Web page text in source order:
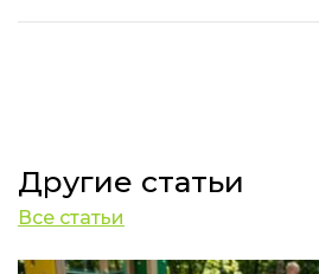
Другие статьи
Все статьи